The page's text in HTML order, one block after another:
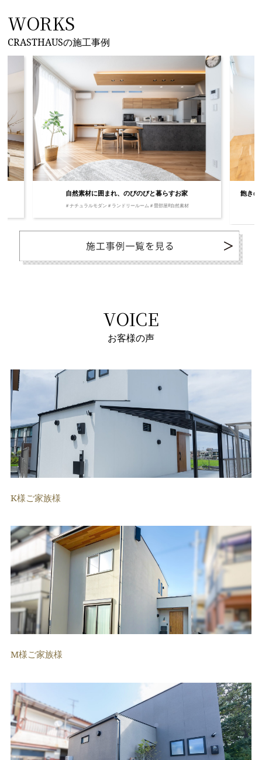
WORKS
CRASTHAUSの施工事例
自然素材に囲まれ、のびのびと暮らすお家
＃ナチュラルモダン＃ランドリールーム＃畳部屋#自然素材
飽きの
VOICE
お客様の声
K様ご家族様
M様ご家族様